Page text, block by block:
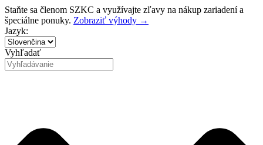
Preskočiť
na
obsah
Staňte sa členom SZKC a využívajte zľavy na nákup zariadení a
špeciálne ponuky. Zobraziť výhody →
Jazyk:
Vyhľadať